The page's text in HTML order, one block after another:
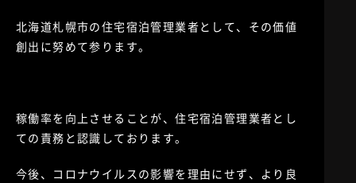
北海道札幌市の住宅宿泊管理業者として、その価値
創出に努めて参ります。
稼働率を向上させることが、住宅宿泊管理業者とし
ての責務と認識しております。
今後、コロナウイルスの影響を理由にせず、より良